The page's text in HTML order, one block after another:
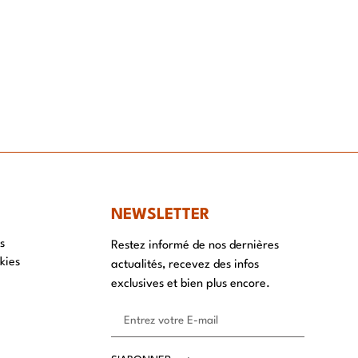
NEWSLETTER
Restez informé de nos dernières
actualités, recevez des infos
exclusives et bien plus encore.